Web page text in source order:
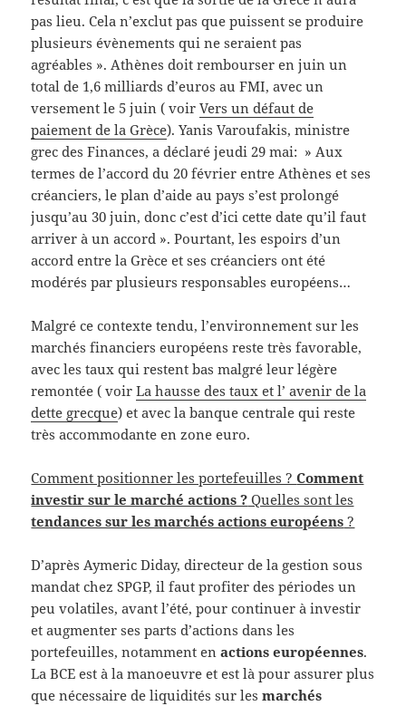
pas lieu. Cela n’exclut pas que puissent se produire
plusieurs évènements qui ne seraient pas
agréables ». Athènes doit rembourser en juin un
total de 1,6 milliards d’euros au FMI, avec un
versement le 5 juin ( voirVers un défaut de
paiement de la Grèce). Yanis Varoufakis, ministre
grec des Finances, a déclaré jeudi 29 mai: » Aux
termes de l’accord du 20 février entre Athènes et ses
créanciers, le plan d’aide au pays s’est prolongé
jusqu’au 30 juin, donc c’est d’ici cette date qu’il faut
arriver à un accord ». Pourtant, les espoirs d’un
accord entre la Grèce et ses créanciers ont été
modérés par plusieurs responsables européens…
Malgré ce contexte tendu, l’environnement sur les
marchés financiers européens reste très favorable,
avec les taux qui restent bas malgré leur légère
remontée ( voirLa hausse des taux et l’ avenir de la
dette grecque) et avec la banque centrale qui reste
très accommodante en zone euro.
Comment positionner les portefeuilles ?Comment
investir sur le marché actions ? Quelles sont les
tendances sur les marchés actions européens ?
D’après Aymeric Diday, directeur de la gestion sous
mandat chez SPGP, il faut profiter des périodes un
peu volatiles, avant l’été, pour continuer à investir
et augmenter ses parts d’actions dans les
portefeuilles, notamment enactions européennes.
La BCE est à la manoeuvre et est là pour assurer plus
que nécessaire de liquidités sur lesmarchés